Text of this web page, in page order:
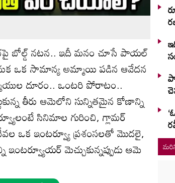
బోల్డ్‌ నటన.. ఇదీ మనం చూసే పాయల్‌
ఒక సామాన్య అమ్మాయి పడిన ఆవేదన
దూరం.. ఒంటరి పోరాటం..
తీరు ఆమెలోని సున్నితమైన కోణాన్ని
సినిమాల గురించి, గ్లామర్‌
ఒక ఇంటర్వ్యూ ప్రశంసలతో మొదలై,
మెచ్చుకున్నప్పుడు ఆమె